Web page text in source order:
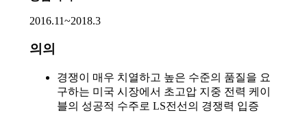
2016.11~2018.3
의의
경쟁이 매우 치열하고 높은 수준의 품질을 요
구하는 미국 시장에서 초고압 지중 전력 케이
블의 성공적 수주로 LS전선의 경쟁력 입증